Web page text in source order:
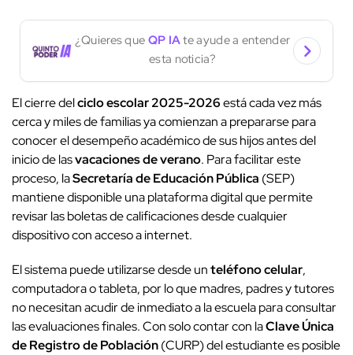
¿Quieres que QP IAte ayude a entender
esta noticia?
El cierre delciclo escolar2025-2026está cada vez más
cerca y miles de familias ya comienzan a prepararse para
conocer el desempeño académico de sus hijos antes del
inicio de lasvacaciones de verano. Para facilitar este
proceso, laSecretaría de Educación Pública (SEP)
mantiene disponible una plataforma digital que permite
revisar las boletas de calificaciones desde cualquier
dispositivo con acceso a internet.
El sistema puede utilizarse desde unteléfono celular,
computadora o tableta, por lo que madres, padres y tutores
no necesitan acudir de inmediato a la escuela para consultar
las evaluaciones finales. Con solo contar con laClave Única
de Registro de Población(CURP) del estudiante es posible